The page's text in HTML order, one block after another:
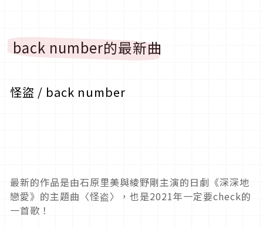
back number的最新曲
怪盜 / back number
最新的作品是由石原里美與綾野剛主演的日劇《深深地
戀愛》的主題曲〈怪盗〉，也是2021年一定要check的
一首歌！